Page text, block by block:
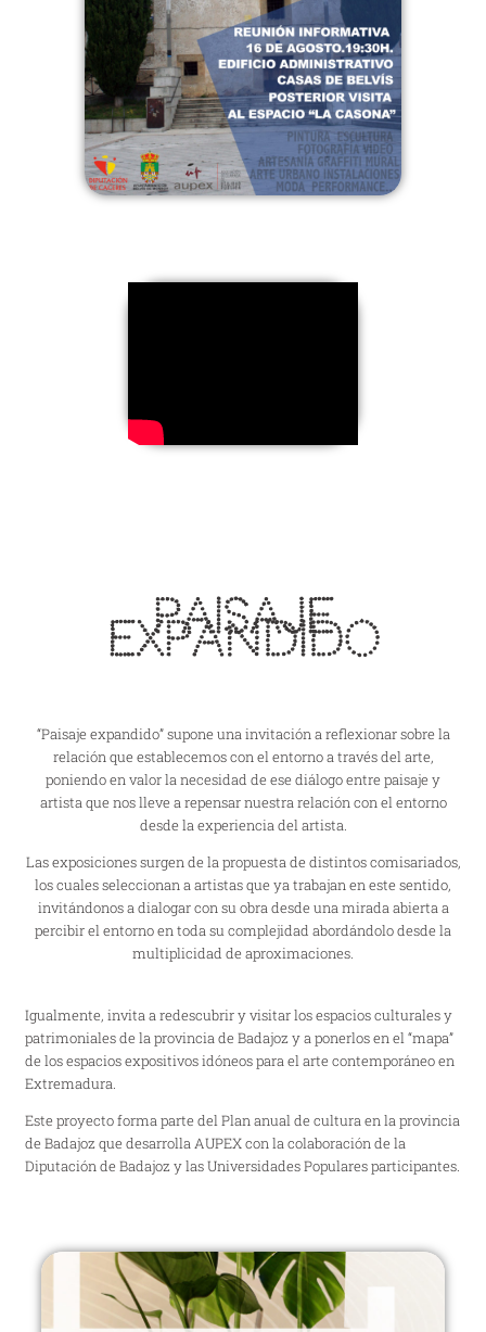
Paisaje
Expandido
“Paisaje expandido” supone una invitación a reflexionar sobre la
relación que establecemos con el entorno a través del arte,
poniendo en valor la necesidad de ese diálogo entre paisaje y
artista que nos lleve a repensar nuestra relación con el entorno
desde la experiencia del artista.
Las exposiciones surgen de la propuesta de distintos comisariados,
los cuales seleccionan a artistas que ya trabajan en este sentido,
invitándonos a dialogar con su obra desde una mirada abierta a
percibir el entorno en toda su complejidad abordándolo desde la
multiplicidad de aproximaciones.
Igualmente, invita a redescubrir y visitar los espacios culturales y
patrimoniales de la provincia de Badajoz y a ponerlos en el “mapa”
de los espacios expositivos idóneos para el arte contemporáneo en
Extremadura.
Este proyecto forma parte del Plan anual de cultura en la provincia
de Badajoz que desarrolla AUPEX con la colaboración de la
Diputación de Badajoz y las Universidades Populares participantes.